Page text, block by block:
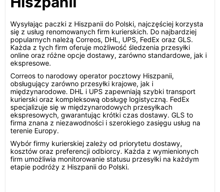
Wysyłając paczki z Hiszpanii do Polski, najczęściej korzysta
się z usług renomowanych firm kurierskich. Do najbardziej
popularnych należą Correos, DHL, UPS, FedEx oraz GLS.
Każda z tych firm oferuje możliwość śledzenia przesyłki
online oraz różne opcje dostawy, zarówno standardowe, jak i
ekspresowe.
Correos to narodowy operator pocztowy Hiszpanii,
obsługujący zarówno przesyłki krajowe, jak i
międzynarodowe. DHL i UPS zapewniają szybki transport
kurierski oraz kompleksową obsługę logistyczną. FedEx
specjalizuje się w międzynarodowych przesyłkach
ekspresowych, gwarantując krótki czas dostawy. GLS to
firma znana z niezawodności i szerokiego zasięgu usług na
terenie Europy.
Wybór firmy kurierskiej zależy od priorytetu dostawy,
kosztów oraz preferencji odbiorcy. Każda z wymienionych
firm umożliwia monitorowanie statusu przesyłki na każdym
etapie podróży z Hiszpanii do Polski.